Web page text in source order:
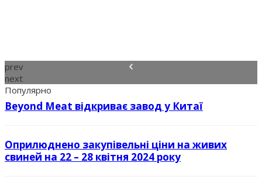
prev
next
Популярно
Beyond Meat відкриває завод у Китаї
Оприлюднено закупівельні ціни на живих
свиней на 22 – 28 квітня 2024 року